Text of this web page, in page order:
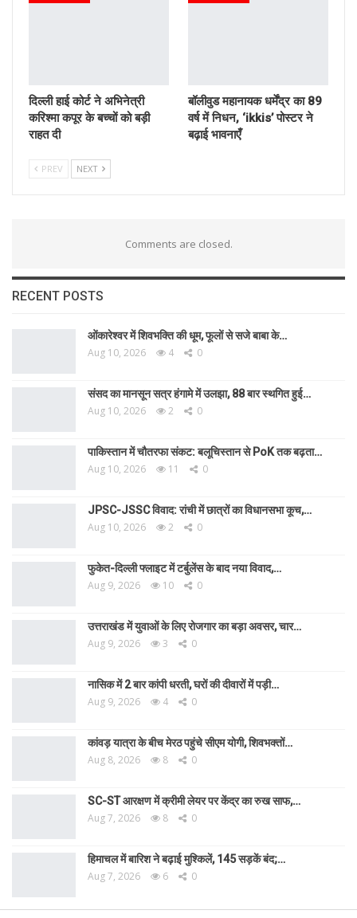
दिल्ली हाई कोर्ट ने अभिनेत्री
करिश्मा कपूर के बच्चों को बड़ी
राहत दी
बॉलीवुड महानायक धर्मेंद्र का 89
वर्ष में निधन, ‘ikkis’ पोस्टर ने
बढ़ाई भावनाएँ
PREV NEXT
Comments are closed.
RECENT POSTS
ओंकारेश्वर में शिवभक्ति की धूम, फूलों से सजे बाबा के…
Aug 10, 2026 4 0
संसद का मानसून सत्र हंगामे में उलझा, 88 बार स्थगित हुई…
Aug 10, 2026 2 0
पाकिस्तान में चौतरफा संकट: बलूचिस्तान से PoK तक बढ़ता…
Aug 10, 2026 11 0
JPSC-JSSC विवाद: रांची में छात्रों का विधानसभा कूच,…
Aug 10, 2026 2 0
फुकेत-दिल्ली फ्लाइट में टर्बुलेंस के बाद नया विवाद,…
Aug 9, 2026 10 0
उत्तराखंड में युवाओं के लिए रोजगार का बड़ा अवसर, चार…
Aug 9, 2026 3 0
नासिक में 2 बार कांपी धरती, घरों की दीवारों में पड़ी…
Aug 9, 2026 4 0
कांवड़ यात्रा के बीच मेरठ पहुंचे सीएम योगी, शिवभक्तों…
Aug 8, 2026 8 0
SC-ST आरक्षण में क्रीमी लेयर पर केंद्र का रुख साफ,…
Aug 7, 2026 8 0
हिमाचल में बारिश ने बढ़ाई मुश्किलें, 145 सड़कें बंद;…
Aug 7, 2026 6 0